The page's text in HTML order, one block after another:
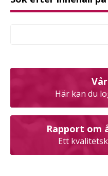
Här kan du
Rapport om
Ett